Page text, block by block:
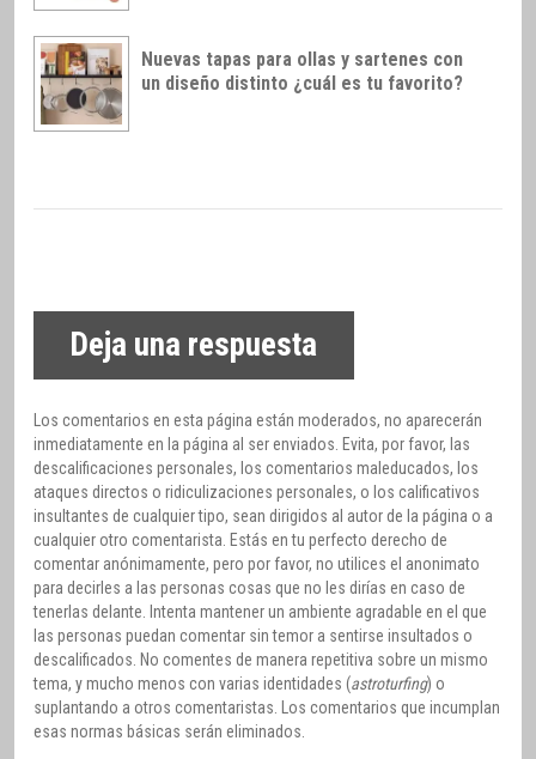
Nuevas tapas para ollas y sartenes con
un diseño distinto ¿cuál es tu favorito?
Deja una respuesta
Los comentarios en esta página están moderados, no aparecerán
inmediatamente en la página al ser enviados. Evita, por favor, las
descalificaciones personales, los comentarios maleducados, los
ataques directos o ridiculizaciones personales, o los calificativos
insultantes de cualquier tipo, sean dirigidos al autor de la página o a
cualquier otro comentarista. Estás en tu perfecto derecho de
comentar anónimamente, pero por favor, no utilices el anonimato
para decirles a las personas cosas que no les dirías en caso de
tenerlas delante. Intenta mantener un ambiente agradable en el que
las personas puedan comentar sin temor a sentirse insultados o
descalificados. No comentes de manera repetitiva sobre un mismo
tema, y mucho menos con varias identidades (astroturfing) o
suplantando a otros comentaristas. Los comentarios que incumplan
esas normas básicas serán eliminados.